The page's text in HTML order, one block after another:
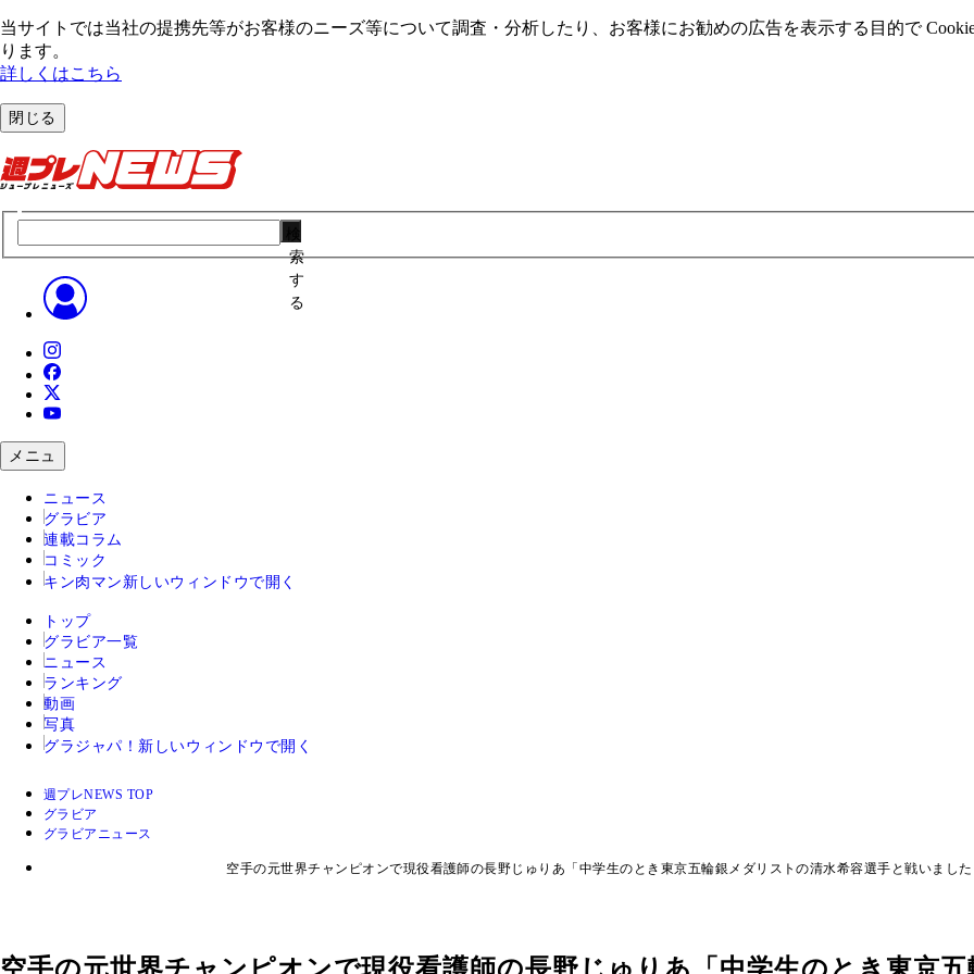
当サイトでは当社の提携先等がお客様のニーズ等について調査・分析したり、お客様にお勧めの広告を表⽰する⽬的で
ります。
詳しくはこちら
閉じる
索
す
る
メニュ
ニュース
グラビア
連載コラム
コミック
キン肉マン 新しいウィンドウで開く
トップ
グラビア一覧
ニュース
ランキング
動画
写真
グラジャパ！ 新しいウィンドウで開く
週プレNEWS TOP
グラビア
グラビアニュース
空手の元世界チャンピオンで現役看護師の長野じゅりあ「中学生のとき東京五輪銀メダリストの清水希容選手と戦いました
空手の元世界チャンピオンで現役看護師の長野じゅりあ「中学生のとき東京五